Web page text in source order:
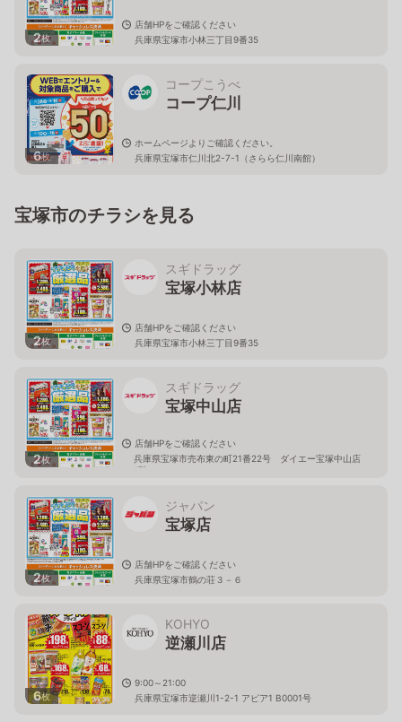
2枚
店舗HPをご確認ください
兵庫県宝塚市小林三丁目9番35
6枚
コープこうべ
コープ仁川
ホームページよりご確認ください。
兵庫県宝塚市仁川北2-7-1（さらら仁川南館）
宝塚市のチラシを見る
2枚
スギドラッグ
宝塚小林店
店舗HPをご確認ください
兵庫県宝塚市小林三丁目9番35
2枚
スギドラッグ
宝塚中山店
店舗HPをご確認ください
兵庫県宝塚市売布東の町21番22号 ダイエー宝塚中山店
1階
2枚
ジャパン
宝塚店
店舗HPをご確認ください
兵庫県宝塚市鶴の荘３－６
6枚
KOHYO
逆瀬川店
9:00～21:00
兵庫県宝塚市逆瀬川1-2-1 アピア1 B0001号